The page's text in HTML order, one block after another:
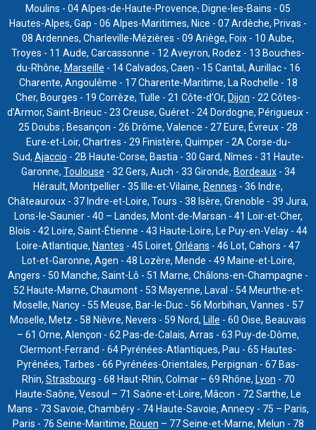
Moulins - 04 Alpes-de-Haute-Provence, Digne-les-Bains - 05
Hautes-Alpes, Gap - 06 Alpes-Maritimes, Nice - 07 Ardèche, Privas -
08 Ardennes, Charleville-Mézières - 09 Ariège, Foix - 10 Aube,
Troyes - 11 Aude, Carcassonne - 12 Aveyron, Rodez - 13 Bouches-
du-Rhône, Marseille - 14 Calvados, Caen - 15 Cantal, Aurillac - 16
Charente, Angoulême - 17 Charente-Maritime, La Rochelle - 18
Cher, Bourges - 19 Corrèze, Tulle - 21 Côte-d’Or, Dijon - 22 Côtes-
d’Armor, Saint-Brieuc - 23 Creuse, Guéret - 24 Dordogne, Périgueux -
25 Doubs ; Besançon - 26 Drôme, Valence - 27 Eure, Évreux - 28
Eure-et-Loir, Chartres - 29 Finistère, Quimper - 2A Corse-du-
Sud, Ajaccio - 2B Haute-Corse, Bastia - 30 Gard, Nîmes - 31 Haute-
Garonne, Toulouse - 32 Gers, Auch - 33 Gironde, Bordeaux- 34
Hérault, Montpellier - 35 Ille-et-Vilaine, Rennes - 36 Indre,
Châteauroux - 37 Indre-et-Loire, Tours - 38 Isère, Grenoble - 39 Jura,
Lons-le-Saunier - 40 – Landes, Mont-de-Marsan - 41 Loir-et-Cher,
Blois - 42 Loire, Saint-Étienne - 43 Haute-Loire, Le Puy-en-Velay - 44
Loire-Atlantique, Nantes - 45 Loiret, Orléans - 46 Lot, Cahors - 47
Lot-et-Garonne, Agen - 48 Lozère, Mende - 49 Maine-et-Loire,
Angers - 50 Manche, Saint-Lô - 51 Marne, Châlons-en-Champagne -
52 Haute-Marne, Chaumont - 53 Mayenne, Laval - 54 Meurthe-et-
Moselle, Nancy - 55 Meuse, Bar-le-Duc - 56 Morbihan, Vannes - 57
Moselle, Metz - 58 Nièvre, Nevers - 59 Nord, Lille - 60 Oise, Beauvais
– 61 Orne, Alençon - 62 Pas-de-Calais, Arras - 63 Puy-de-Dôme,
Clermont-Ferrand - 64 Pyrénées-Atlantiques, Pau - 65 Hautes-
Pyrénées, Tarbes - 66 Pyrénées-Orientales, Perpignan - 67 Bas-
Rhin, Strasbourg - 68 Haut-Rhin, Colmar – 69 Rhône, Lyon - 70
Haute-Saône, Vesoul – 71 Saône-et-Loire, Mâcon - 72 Sarthe, Le
Mans - 73 Savoie, Chambéry - 74 Haute-Savoie, Annecy - 75 – Paris,
Paris - 76 Seine-Maritime, Rouen – 77 Seine-et-Marne, Melun - 78